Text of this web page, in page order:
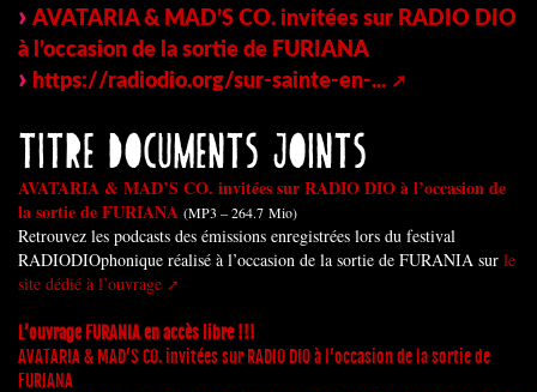
AVATARIA & MAD’S CO. invitées sur RADIO DIO
à l’occasion de la sortie de FURIANA
https://radiodio.org/sur-sainte-en-...
titre documents joints
AVATARIA & MAD’S CO. invitées sur RADIO DIO à l’occasion de
la sortie de FURIANA (MP3 – 264.7 Mio)
Retrouvez les podcasts des émissions enregistrées lors du festival
RADIODIOphonique réalisé à l’occasion de la sortie de FURANIA sur le
site dédié à l’ouvrage
L’ouvrage FURANIA en accès libre !!!
AVATARIA & MAD’S CO. invitées sur RADIO DIO à l’occasion de la sortie de
FURIANA